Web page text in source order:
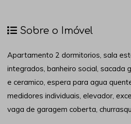
Sobre o Imóvel
Apartamento 2 dormitorios, sala
integrados, banheiro social, sacada
e ceramico, espera para agua
medidores individuais, elevador,
vaga de garagem coberta,